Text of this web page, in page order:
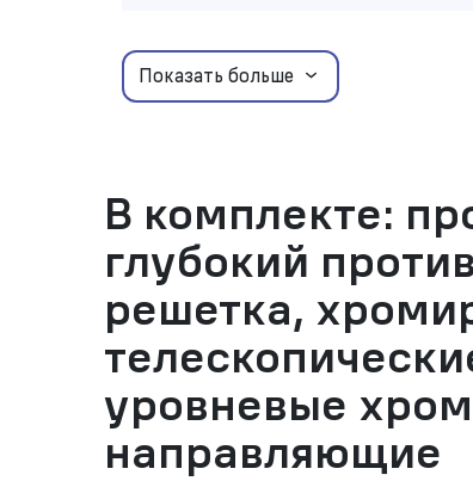
Показать больше
В комплекте:
глубокий
решетка,
уровневые
направляющие